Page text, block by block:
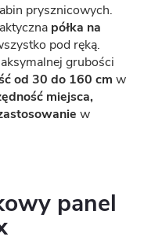
prysznicowych.
półka na
pod ręką.
grubości
od 30 do 160 cm w
miejsca,
w
panel